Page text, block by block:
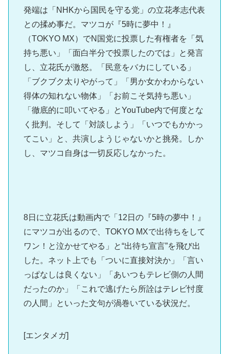
発端は「NHKから国民を守る党」の立花孝志代表
との揉め事だ。マツコが『5時に夢中！』
（TOKYO MX）でN国党に投票した有権者を「気
持ち悪い」「面白半分で投票したのでは」と発言
し、立花氏が激怒。「民意をバカにしている」
「ブクブク太りやがって」「男か女かわからない
得体の知れない物体」「お前こそ気持ち悪い」
「徹底的に叩いてやる」とYouTube内で何度とな
く批判。そして「対談しよう」「いつでもかかっ
てこい」と、共演しようじゃないかと挑発。しか
し、マツコ自身は一切反応しなかった。
8日に立花氏は動画内で「12日の『5時の夢中！』
にマツコが出るので、TOKYO MXで出待ちをして
ワン！と泣かせてやる」と“出待ち宣言”を飛び出
した。ネット上でも「ついに直接対決か」「言い
っぱなしは良くない」「あいつもテレビ側の人間
だったのか」「これで逃げたら所詮はテレビ忖度
の人間」といった文句が渦巻いている状況だ。
[エンタメガ]